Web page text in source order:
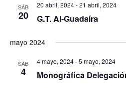
SÁB
20
20 abril, 2024-21 abril, 2024
G.T. Al-Guadaíra
mayo 2024
SÁB
4
4 mayo, 2024-5 mayo, 2024
Monográfica